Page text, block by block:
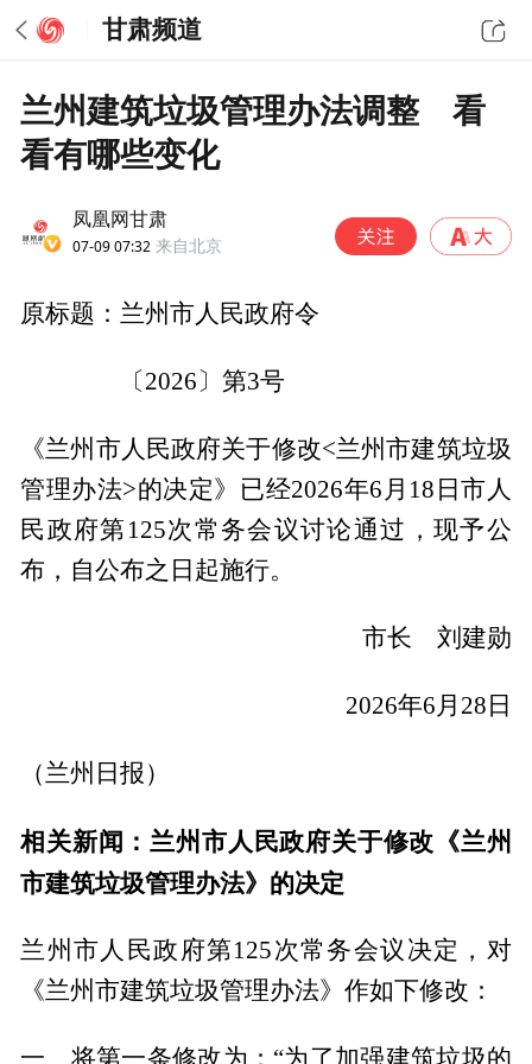
甘肃频道
兰州建筑垃圾管理办法调整 看
看有哪些变化
凤凰网甘肃
07-09 07:32 来自北京
原标题：兰州市人民政府令
〔2026〕第3号
《兰州市人民政府关于修改<兰州市建筑垃圾
管理办法>的决定》已经2026年6月18日市人
民政府第125次常务会议讨论通过，现予公
布，自公布之日起施行。
市长 刘建勋
2026年6月28日
（兰州日报）
相关新闻：兰州市人民政府关于修改《兰州
市建筑垃圾管理办法》的决定
兰州市人民政府第125次常务会议决定，对
《兰州市建筑垃圾管理办法》作如下修改：
一、将第一条修改为：“为了加强建筑垃圾的